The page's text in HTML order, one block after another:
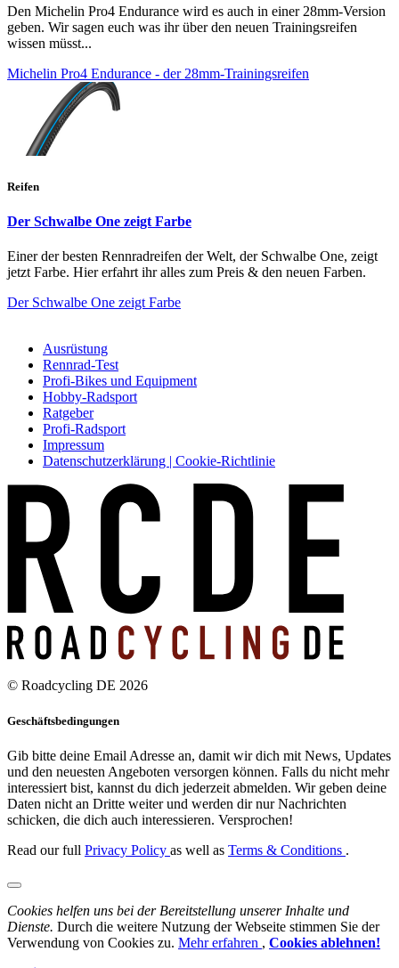
Den Michelin Pro4 Endurance wird es auch in einer 28mm-Version
geben. Wir sagen euch was ihr über den neuen Trainingsreifen
wissen müsst...
Michelin Pro4 Endurance - der 28mm-Trainingsreifen
Reifen
Der Schwalbe One zeigt Farbe
Einer der besten Rennradreifen der Welt, der Schwalbe One, zeigt
jetzt Farbe. Hier erfahrt ihr alles zum Preis & den neuen Farben.
Der Schwalbe One zeigt Farbe
Ausrüstung
Rennrad-Test
Profi-Bikes und Equipment
Hobby-Radsport
Ratgeber
Profi-Radsport
Impressum
Datenschutzerklärung | Cookie-Richtlinie
© Roadcycling DE 2026
Geschäftsbedingungen
Gib bitte deine Email Adresse an, damit wir dich mit News, Updates
und den neuesten Angeboten versorgen können. Falls du nicht mehr
interessiert bist, kannst du dich jederzeit abmelden. Wir geben deine
Daten nicht an Dritte weiter und werden dir nur Nachrichten
schicken, die dich auch interessieren. Versprochen!
Read our full Privacy Policy as well as Terms & Conditions .
Cookies helfen uns bei der Bereitstellung unserer Inhalte und
Dienste. Durch die weitere Nutzung der Webseite stimmen Sie der
Verwendung von Cookies zu. Mehr erfahren , Cookies ablehnen!